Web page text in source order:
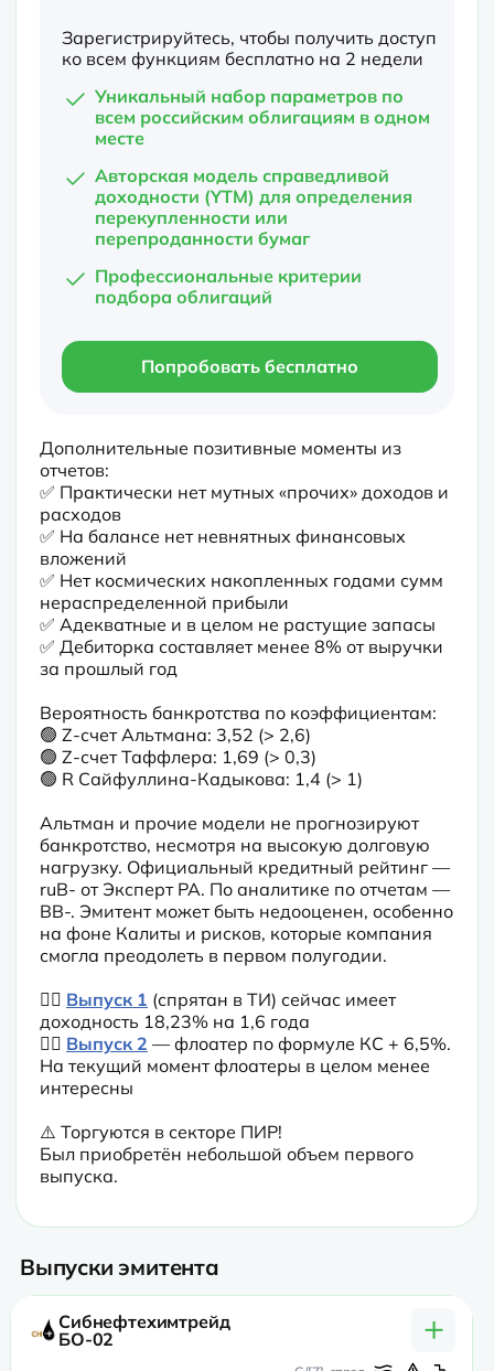
Зарегистрируйтесь, чтобы получить доступ
ко всем функциям бесплатно на 2 недели
Уникальный набор параметров по
всем российским облигациям в одном
месте
Авторская модель справедливой
доходности (YTM) для определения
перекупленности или
перепроданности бумаг
Профессиональные критерии
подбора облигаций
Попробовать бесплатно
Дополнительные позитивные моменты из
отчетов:
✅ Практически нет мутных «прочих» доходов и
расходов
✅ На балансе нет невнятных финансовых
вложений
✅ Нет космических накопленных годами сумм
нераспределенной прибыли
✅ Адекватные и в целом не растущие запасы
✅ Дебиторка составляет менее 8% от выручки
за прошлый год
Вероятность банкротства по коэффициентам:
🟢 Z-счет Альтмана: 3,52 (> 2,6)
🟢 Z-счет Таффлера: 1,69 (> 0,3)
🟢 R Сайфуллина-Кадыкова: 1,4 (> 1)
Альтман и прочие модели не прогнозируют
банкротство, несмотря на высокую долговую
нагрузку. Официальный кредитный рейтинг —
ruB- от Эксперт РА. По аналитике по отчетам —
BB-. Эмитент может быть недооценен, особенно
на фоне Калиты и рисков, которые компания
смогла преодолеть в первом полугодии.
👉🏼 Выпуск 1 (спрятан в ТИ) сейчас имеет
доходность 18,23% на 1,6 года
👉🏼 Выпуск 2 — флоатер по формуле КС + 6,5%.
На текущий момент флоатеры в целом менее
интересны
⚠️ Торгуются в секторе ПИР!
Был приобретён небольшой объем первого
выпуска.
Выпуски эмитента
Сибнефтехимтрейд
БО-02
+